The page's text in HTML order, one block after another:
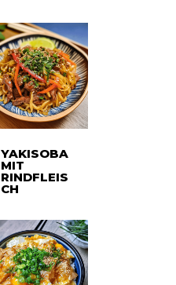
YAKISOBA
MIT
RINDFLEIS
CH